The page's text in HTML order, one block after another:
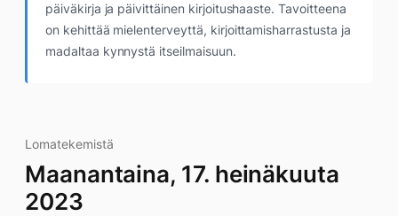
päiväkirja ja päivittäinen kirjoitushaaste. Tavoitteena
on kehittää mielenterveyttä, kirjoittamisharrastusta ja
madaltaa kynnystä itseilmaisuun.
Lomatekemistä
Maanantaina, 17. heinäkuuta
2023